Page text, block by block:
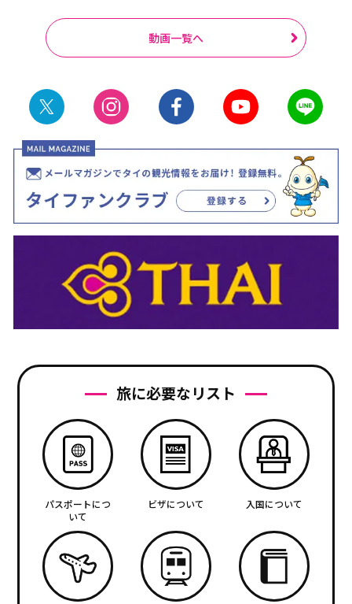
動画一覧へ
旅に必要なリスト
パスポートにつ
いて
ビザについて 入国について